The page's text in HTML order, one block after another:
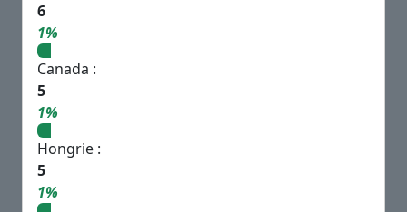
6
1%
Canada :
5
1%
Hongrie :
5
1%